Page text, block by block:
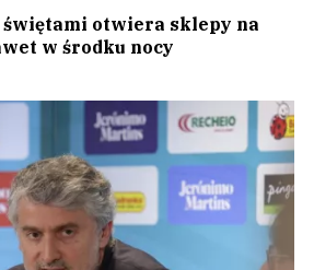
otwiera sklepy na
w środku nocy